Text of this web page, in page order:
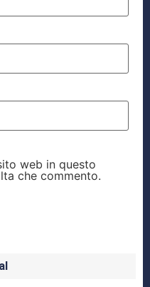
web in questo
che commento.